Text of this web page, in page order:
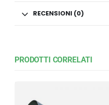
RECENSIONI (0)
PRODOTTI CORRELATI